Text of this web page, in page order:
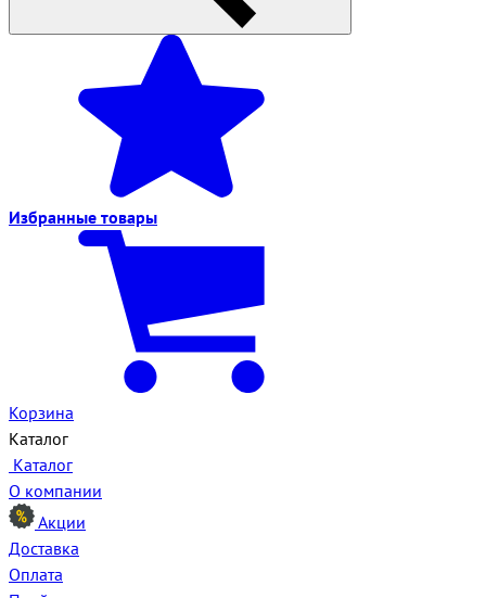
Избранные товары
Корзина
Каталог
Каталог
О компании
Акции
Доставка
Оплата